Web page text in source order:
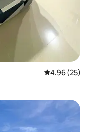
Ukadiriaji wa
4.96 (25)